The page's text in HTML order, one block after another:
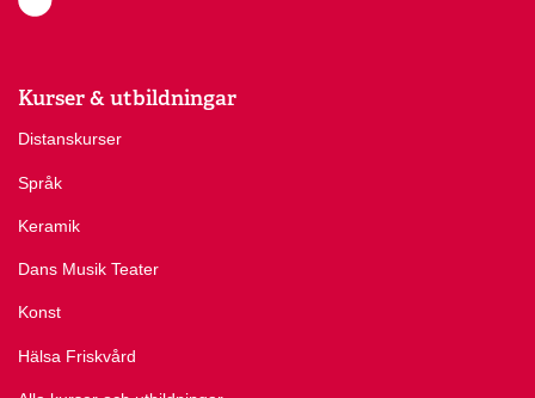
Kurser & utbildningar
Distanskurser
Språk
Keramik
Dans Musik Teater
Konst
Hälsa Friskvård